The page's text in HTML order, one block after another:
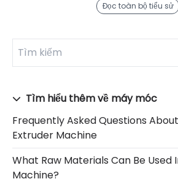
Đọc toàn bộ tiểu sử
Tìm hiểu thêm về máy móc
Frequently Asked Questions
Extruder Machine
What Raw Materials Can Be Used
Machine?